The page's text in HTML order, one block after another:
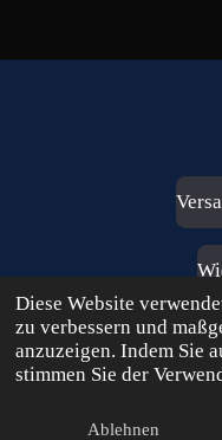
Diese Website
zu verbessern und
anzuzeigen. Indem Sie
stimmen Sie der
Ablehnen